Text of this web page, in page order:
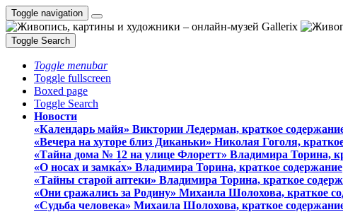
Toggle navigation
Toggle Search
Toggle menubar
Toggle fullscreen
Boxed page
Toggle Search
Новости
«Календарь майя» Виктории Ледерман, краткое
«Вечера на хуторе близ Диканьки» Николая Гоголя,
«Тайна дома № 12 на улице Флоретт» Владимира Торина,
«О носах и замка́х» Владимира Торина, краткое содержание
«Тайны старой аптеки» Владимира Торина, краткое
«Они сражались за Родину» Михаила Шолохова, краткое
«Судьба человека» Михаила Шолохова, краткое